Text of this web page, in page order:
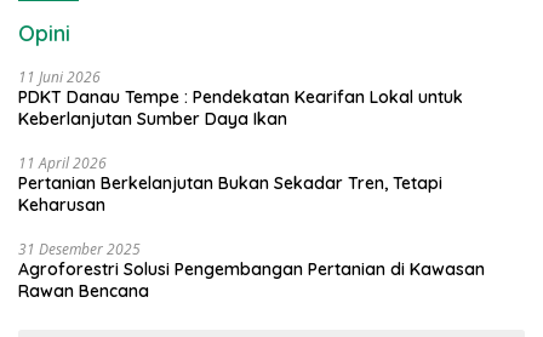
Opini
11 Juni 2026
PDKT Danau Tempe : Pendekatan Kearifan Lokal untuk
Keberlanjutan Sumber Daya Ikan
11 April 2026
Pertanian Berkelanjutan Bukan Sekadar Tren, Tetapi
Keharusan
31 Desember 2025
Agroforestri Solusi Pengembangan Pertanian di Kawasan
Rawan Bencana